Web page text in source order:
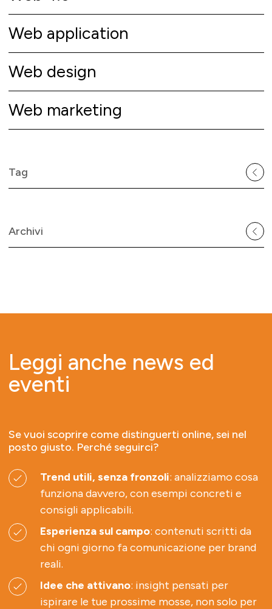
Web application
Web design
Web marketing
Tag
Archivi
Leggi anche news ed
eventi
Se vuoi scoprire come distinguerti online, sei nel
posto giusto. Perché seguirci?
Trend utili, senza fronzoli: analizziamo cosa
funziona davvero, con esempi concreti e
consigli applicabili.
Esperienza sul campo: contenuti scritti da
chi ogni giorno fa comunicazione per brand
reali.
Idee che attivano: insight pensati per
ispirare le tue prossime mosse, non solo per